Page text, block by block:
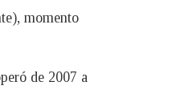
momento
de 2007 a